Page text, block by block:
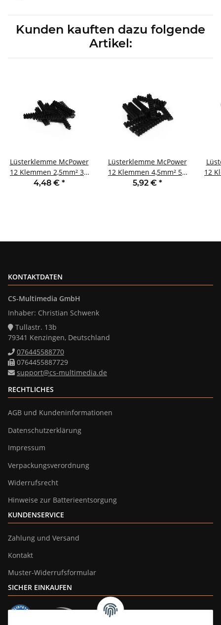
Kunden kauften dazu folgende
Artikel:
Lüsterklemme McPower
12 Klemmen 2,5mm² 3A
schwarz 10er-Pack
4,48 € *
Lüsterklemme McPower
12 Klemmen 4,5mm² 5A
schwarz 10er-Pack
5,92 € *
12
KONTAKTDATEN
CS-Multimedia GmbH
Inhaber: Christian Schwenk
Tullastr. 13b
79341 Kenzingen, Deutschland
076445588770
0764455887729
support@cs-multimedia.de
RECHTLICHES
AGB und Kundeninformationen
Datenschutzerklärung
Impressum
Verpackungsverordnung
Widerrufsrecht
Hinweise zur Batterieentsorgung
KUNDENSERVICE
Zahlung und Versand
Kontakt
Muster-Widerrufsformular
SICHER EINKAUFEN